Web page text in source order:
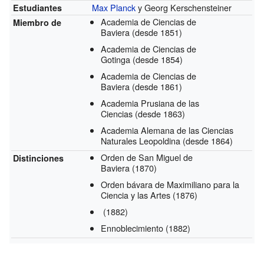
Estudiantes Max Plancky Georg Kerschensteiner
Miembro de
Academia de Ciencias de
Baviera (desde 1851)
Academia de Ciencias de
Gotinga (desde 1854)
Academia de Ciencias de
Baviera (desde 1861)
Academia Prusiana de las
Ciencias (desde 1863)
Academia Alemana de las Ciencias
Naturales Leopoldina (desde 1864)
Distinciones
Orden de San Miguel de
Baviera (1870)
Orden bávara de Maximiliano para la
Ciencia y las Artes (1876)
(1882)
Ennoblecimiento (1882)